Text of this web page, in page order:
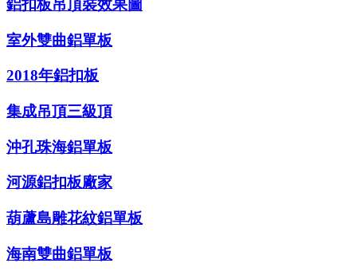
鋁扣板吊頂裝效果圖
室外雙曲鋁單板
2018年鋁扣板
集成吊頂三級頂
沖孔珠海鋁單板
河源鋁扣板廠家
葫蘆島雕花紋鋁單板
海南雙曲鋁單板